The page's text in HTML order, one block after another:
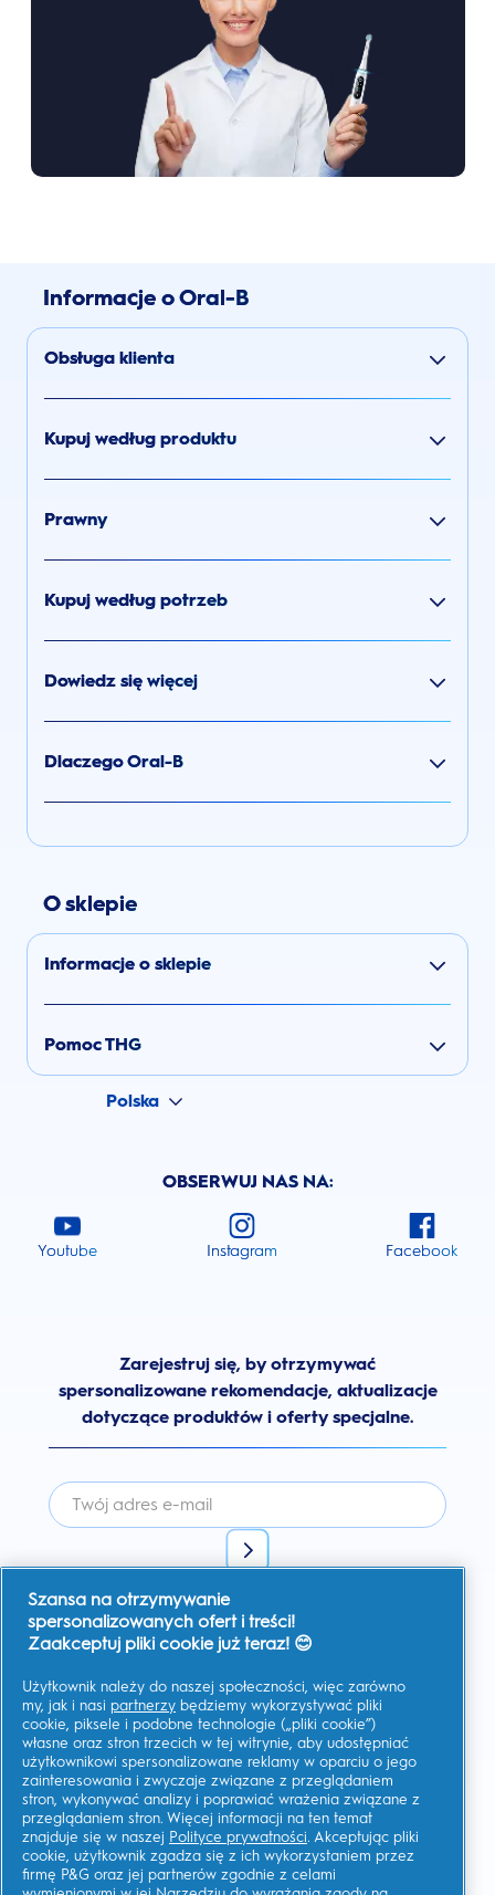
Informacje o Oral-B
Obsługa klienta
Kupuj według produktu
Prawny
Kupuj według potrzeb
Dowiedz się więcej
Dlaczego Oral-B
O sklepie
Informacje o sklepie
Pomoc THG
Polska
OBSERWUJ NAS NA:
Youtube Instagram Facebook
Zarejestruj się, by otrzymywać
spersonalizowane rekomendacje, aktualizacje
dotyczące produktów i oferty specjalne.
Wyrażam zgodę na otrzymywanie spersonalizowanej
komunikacji na temat ofert, aktualności i innych inicjatyw
promocyjnych od Oral-B i innych marek P&G
poczty elektronicznej i kanałów komunikacji online. W każdej
chwili mogę
zrezygnować z subskrypcji.
Firma Procter & Gamble, jako administrator danych, będzie
przetwarzać Twoje dane, aby umożliwić Ci rejestrację na tej
stronie, korzystanie z usług, a także, zależnie od udzielonej
zgody, wysyłać wiadomości marketingowe, w tym
spersonalizowane reklamy w mediach online.Dowiedz się
więcej.
Aby uzyskać więcej informacji na temat przetwarzania Twoich
danych osobowych i praw do prywatności, przeczytaj więcej
tutajlub zapoznaj się z naszą pełną Polityką ochrony
Prywatność
Musisz mieć co najmniej 18 lat orazwyrazić zgodę na nasz
Regulamin .
Szansa na otrzymywanie
spersonalizowanych ofert i treści!
Zaakceptuj pliki cookie już teraz! 😊
Użytkownik należy do naszej społeczności, więc zarówno
my, jak i nasi partnerzy będziemy wykorzystywać pliki
cookie, piksele i podobne technologie („pliki cookie”)
własne oraz stron trzecich w tej witrynie, aby udostępniać
użytkownikowi spersonalizowane reklamy w oparciu o jego
zainteresowania i zwyczaje związane z przeglądaniem
stron, wykonywać analizy i poprawiać wrażenia związane z
przeglądaniem stron. Więcej informacji na ten temat
znajduje się w naszej Polityce prywatności. Akceptując pliki
cookie, użytkownik zgadza się z ich wykorzystaniem przez
firmę P&G oraz jej partnerów zgodnie z celami